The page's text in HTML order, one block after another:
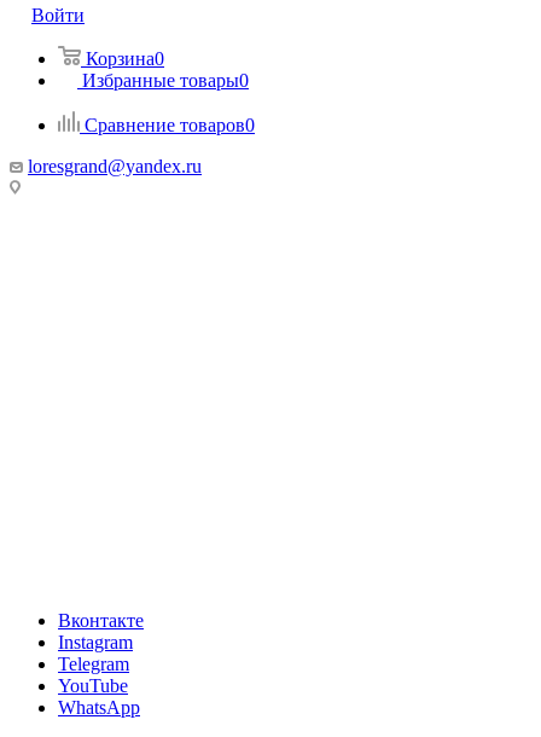
Войти
Корзина0
Избранные товары0
Сравнение товаров0
loresgrand@yandex.ru
Вконтакте
Instagram
Telegram
YouTube
WhatsApp